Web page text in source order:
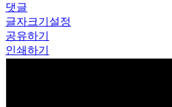
댓글
글자크기설정
공유하기
인쇄하기